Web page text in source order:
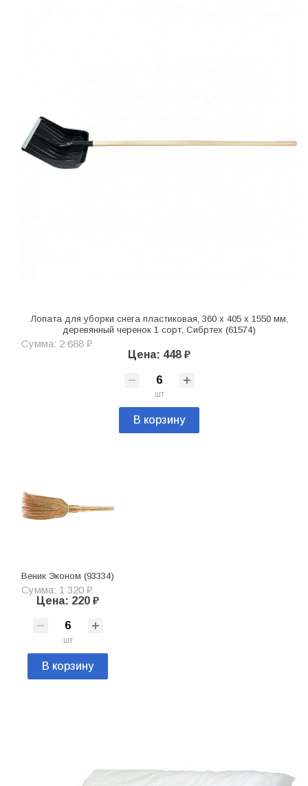
Лопата для уборки снега пластиковая, 360 х 405 х 1550 мм,
деревянный черенок 1 сорт, Сибртех (61574)
Сумма: 2 688 ₽
Цена: 448 ₽
шт
В корзину
Веник Эконом (93334)
Сумма: 1 320 ₽
Цена: 220 ₽
шт
В корзину